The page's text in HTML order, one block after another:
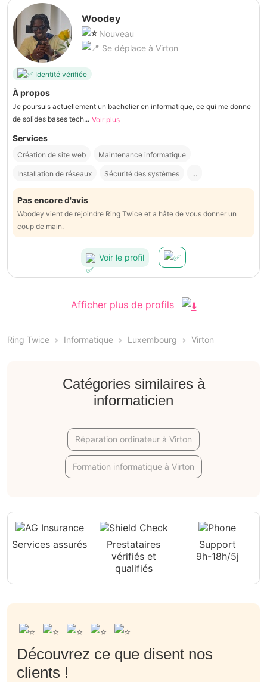
Woodey
Nouveau
Se déplace à Virton
Identité vérifiée
À propos
Je poursuis actuellement un bachelier en informatique, ce qui me donne
de solides bases tech... Voir plus
Services
Création de site web Maintenance informatique
Installation de réseaux Sécurité des systèmes ...
Pas encore d'avis
Woodey vient de rejoindre Ring Twice et a hâte de vous donner un
coup de main.
Voir le profil
Afficher plus de profils
Ring Twice Informatique Luxembourg Virton
Catégories similaires à
informaticien
Réparation ordinateur à Virton
Formation informatique à Virton
Services assurés
Prestataires
vérifiés et
qualifiés
Support
9h-18h/5j
Découvrez ce que disent nos
clients !